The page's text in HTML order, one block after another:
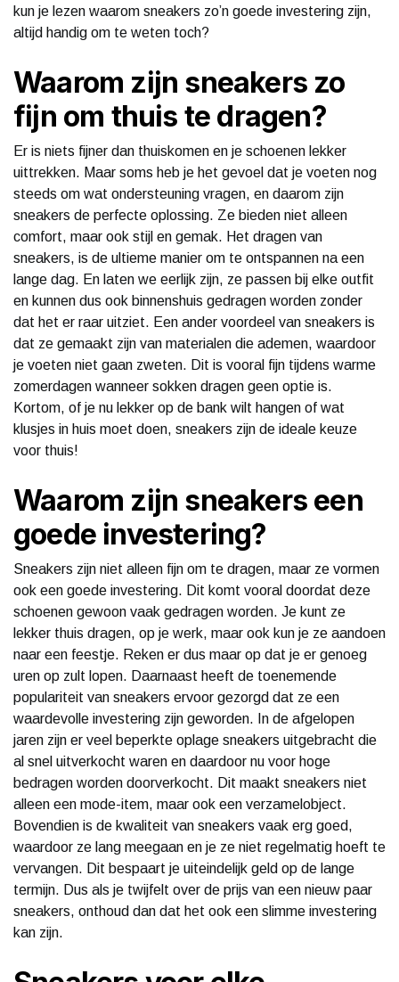
kun je lezen waarom sneakers zo’n goede investering zijn,
altijd handig om te weten toch?
Waarom zijn sneakers zo
fijn om thuis te dragen?
Er is niets fijner dan thuiskomen en je schoenen lekker
uittrekken. Maar soms heb je het gevoel dat je voeten nog
steeds om wat ondersteuning vragen, en daarom zijn
sneakers de perfecte oplossing. Ze bieden niet alleen
comfort, maar ook stijl en gemak. Het dragen van
sneakers, is de ultieme manier om te ontspannen na een
lange dag. En laten we eerlijk zijn, ze passen bij elke outfit
en kunnen dus ook binnenshuis gedragen worden zonder
dat het er raar uitziet. Een ander voordeel van sneakers is
dat ze gemaakt zijn van materialen die ademen, waardoor
je voeten niet gaan zweten. Dit is vooral fijn tijdens warme
zomerdagen wanneer sokken dragen geen optie is.
Kortom, of je nu lekker op de bank wilt hangen of wat
klusjes in huis moet doen, sneakers zijn de ideale keuze
voor thuis!
Waarom zijn sneakers een
goede investering?
Sneakers zijn niet alleen fijn om te dragen, maar ze vormen
ook een goede investering. Dit komt vooral doordat deze
schoenen gewoon vaak gedragen worden. Je kunt ze
lekker thuis dragen, op je werk, maar ook kun je ze aandoen
naar een feestje. Reken er dus maar op dat je er genoeg
uren op zult lopen. Daarnaast heeft de toenemende
populariteit van sneakers ervoor gezorgd dat ze een
waardevolle investering zijn geworden. In de afgelopen
jaren zijn er veel beperkte oplage sneakers uitgebracht die
al snel uitverkocht waren en daardoor nu voor hoge
bedragen worden doorverkocht. Dit maakt sneakers niet
alleen een mode-item, maar ook een verzamelobject.
Bovendien is de kwaliteit van sneakers vaak erg goed,
waardoor ze lang meegaan en je ze niet regelmatig hoeft te
vervangen. Dit bespaart je uiteindelijk geld op de lange
termijn. Dus als je twijfelt over de prijs van een nieuw paar
sneakers, onthoud dan dat het ook een slimme investering
kan zijn.